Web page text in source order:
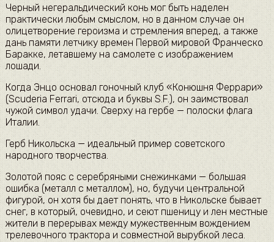
Черный негеральдический конь мог быть наделен
практически любым смыслом, но в данном случае он
олицетворение героизма и стремления вперед, а также
дань памяти летчику времен Первой мировой Франческо
Баракке, летавшему на самолете с изображением
лошади.
Когда Энцо основал гоночный клуб «Конюшня Феррари»
(Scuderia Ferrari, отсюда и буквы S.F.), он заимствовал
чужой символ удачи. Cверху на гербе — полоски флага
Италии.
Герб Никольска — идеальный пример советского
народного творчества.
Золотой пояс с серебряными снежинками — большая
ошибка (металл с металлом), но, будучи центральной
фигурой, он хотя бы дает понять, что в Никольске бывает
снег, в который, очевидно, и сеют пшеницу и лен местные
жители в перерывах между мужественным вождением
трелевочного трактора и совместной вырубкой леса.